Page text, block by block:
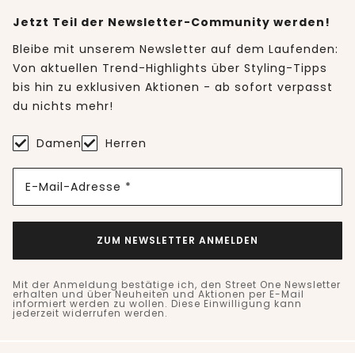
Jetzt Teil der Newsletter-Community werden!
Bleibe mit unserem Newsletter auf dem Laufenden:
Von aktuellen Trend-Highlights über Styling-Tipps
bis hin zu exklusiven Aktionen - ab sofort verpasst
du nichts mehr!
Damen Herren
E-Mail-Adresse *
ZUM NEWSLETTER ANMELDEN
Mit der Anmeldung bestätige ich, den Street One Newsletter
erhalten und über Neuheiten und Aktionen per E-Mail
informiert werden zu wollen. Diese Einwilligung kann
jederzeit widerrufen werden.